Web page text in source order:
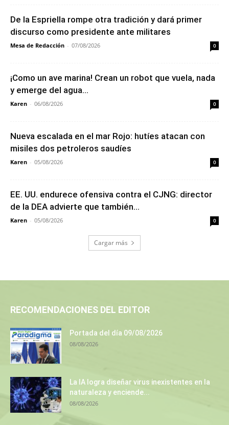
De la Espriella rompe otra tradición y dará primer
discurso como presidente ante militares
Mesa de Redacción - 07/08/2026 0
¡Como un ave marina! Crean un robot que vuela, nada
y emerge del agua...
Karen - 06/08/2026 0
Nueva escalada en el mar Rojo: hutíes atacan con
misiles dos petroleros saudíes
Karen - 05/08/2026 0
EE. UU. endurece ofensiva contra el CJNG: director
de la DEA advierte que también...
Karen - 05/08/2026 0
Cargar más
RECOMENDACIONES DEL EDITOR
Portada del día 09/08/2026
08/08/2026
La IA logra diseñar virus inexistentes en la
naturaleza y enciende...
08/08/2026